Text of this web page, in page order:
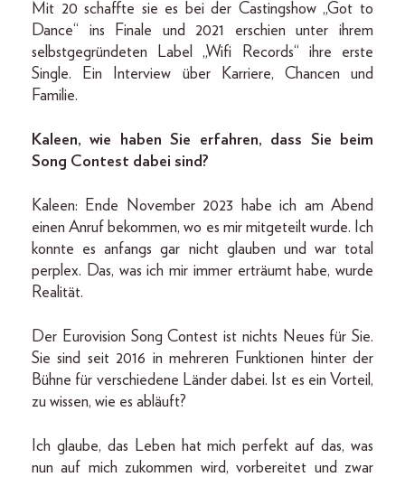
Mit 20 schaffte sie es bei der Castingshow „Got to
Dance“ ins Finale und 2021 erschien unter ihrem
selbstgegründeten Label „Wifi Records“ ihre erste
Single. Ein Interview über Karriere, Chancen und
Familie.
Kaleen, wie haben Sie erfahren, dass Sie beim
Song Contest dabei sind?
Kaleen: Ende November 2023 habe ich am Abend
einen Anruf bekommen, wo es mir mitgeteilt wurde. Ich
konnte es anfangs gar nicht glauben und war total
perplex. Das, was ich mir immer erträumt habe, wurde
Realität.
Der Eurovision Song Contest ist nichts Neues für Sie.
Sie sind seit 2016 in mehreren Funktionen hinter der
Bühne für verschiedene Länder dabei. Ist es ein Vorteil,
zu wissen, wie es abläuft?
Ich glaube, das Leben hat mich perfekt auf das, was
nun auf mich zukommen wird, vorbereitet und zwar